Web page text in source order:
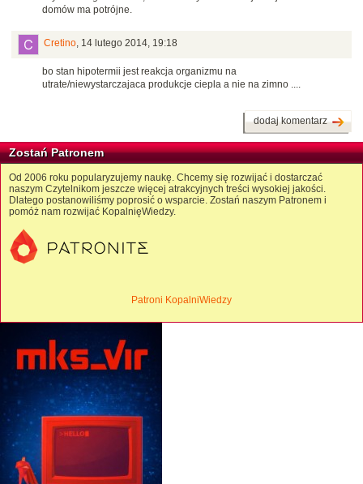
domów ma potrójne.
Cretino, 14 lutego 2014, 19:18
bo stan hipotermii jest reakcja organizmu na
utrate/niewystarczajaca produkcje ciepla a nie na zimno ....
dodaj komentarz
Zostań Patronem
Od 2006 roku popularyzujemy naukę. Chcemy się rozwijać i dostarczać
naszym Czytelnikom jeszcze więcej atrakcyjnych treści wysokiej jakości.
Dlatego postanowiliśmy poprosić o wsparcie. Zostań naszym Patronem i
pomóż nam rozwijać KopalnięWiedzy.
Patroni KopalniWiedzy